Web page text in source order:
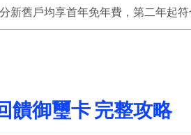
饋御璽卡 完整攻略